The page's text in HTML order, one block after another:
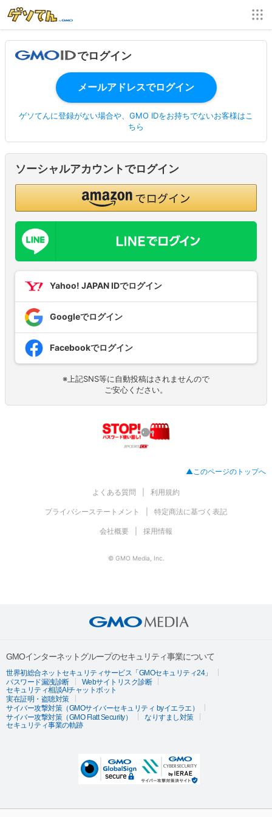
でログイン
ゲソてんに登録がない場合や、GMO IDをお持ちでないお客様はこ
ちら
ソーシャルアカウントでログイン
Yahoo! JAPAN IDでログイン
Googleでログイン
Facebookでログイン
※上記SNS等に自動投稿はされませんので
ご安心ください。
▲このページのトップへ
よくある質問 利用規約
プライバシーステートメント 特定商法に基づく表記
会社概要 採用情報
© GMO Media, Inc.
GMOインターネットグループのセキュリティ事業について
世界初総合ネットセキュリティサービス「GMOセキュリティ24」
パスワード漏洩診断
Webサイトリスク診断
セキュリティ相談AIチャットボット
実在証明・盗聴対策
サイバー攻撃対策（GMOサイバーセキュリティ byイエラエ）
サイバー攻撃対策（GMO Flatt Security）
なりすまし対策
セキュリティ事業の軌跡